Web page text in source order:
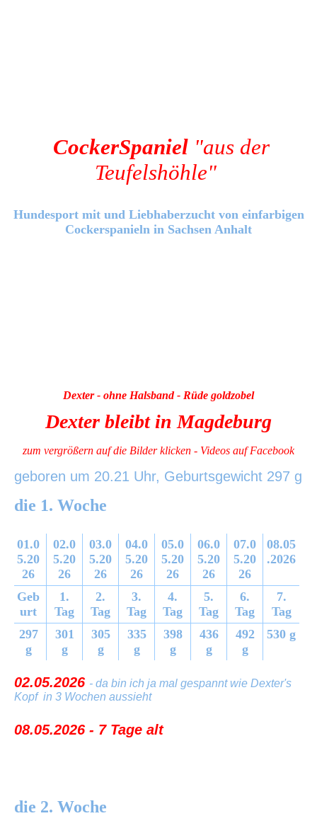
CockerSpaniel "aus der
Teufelshöhle"
Hundesport mit und Liebhaberzucht von einfarbigen
Cockerspanieln in Sachsen Anhalt
Dexter - ohne Halsband - Rüde goldzobel
Dexter bleibt in Magdeburg
zum vergrößern auf die Bilder klicken - Videos auf Facebook
geboren um 20.21 Uhr, Geburtsgewicht 297 g
die 1. Woche
01.0
5.20
26
02.0
5.20
26
03.0
5.20
26
04.0
5.20
26
05.0
5.20
26
06.0
5.20
26
07.0
5.20
26
08.05
.2026
Geb
urt
1.
Tag
2.
Tag
3.
Tag
4.
Tag
5.
Tag
6.
Tag
7.
Tag
297
g
301
g
305
g
335
g
398
g
436
g
492
g
530 g
02.05.2026 - da bin ich ja mal gespannt wie Dexter's
Kopf in 3 Wochen aussieht
08.05.2026 - 7 Tage alt
die 2. Woche